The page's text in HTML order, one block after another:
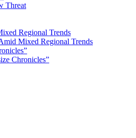
Threat
Mixed Regional Trends
Chronicles”